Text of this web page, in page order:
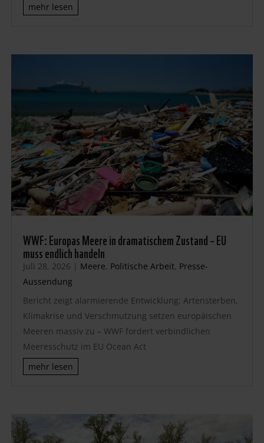
mehr lesen
WWF: Europas Meere in dramatischem Zustand – EU
muss endlich handeln
Juli 28, 2026 | Meere, Politische Arbeit, Presse-
Aussendung
Bericht zeigt alarmierende Entwicklung: Artensterben,
Klimakrise und Verschmutzung setzen europäischen
Meeren massiv zu – WWF fordert verbindlichen
Meeresschutz im EU Ocean Act
mehr lesen